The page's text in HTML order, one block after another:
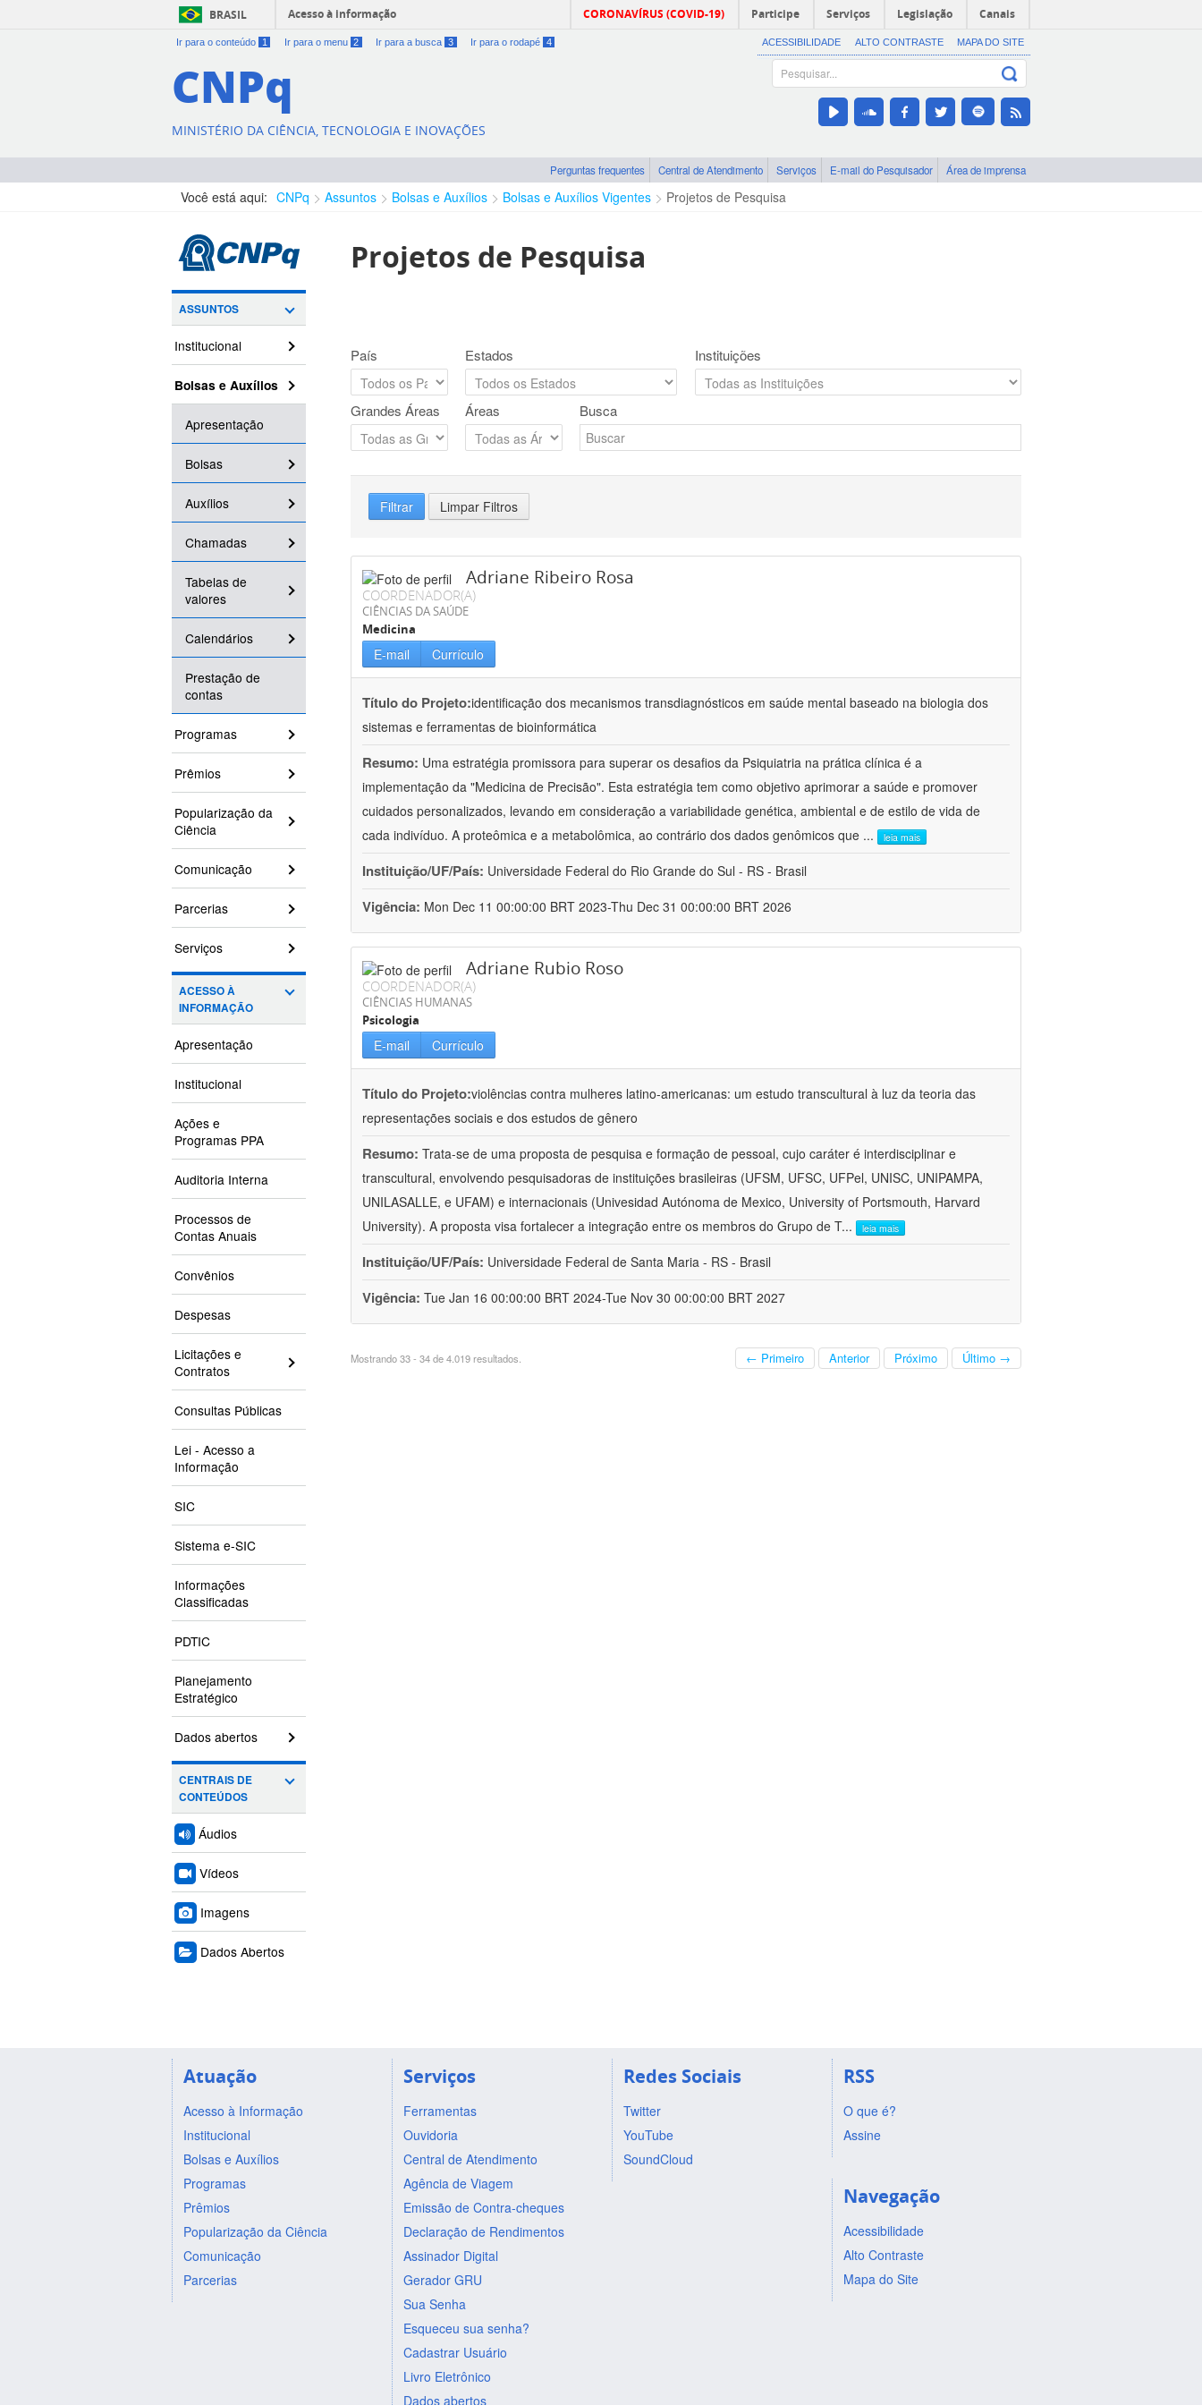
BRASIL Acesso à informação CORONAVÍRUS (COVID-19) Participe Serviços Legislação Canais
Ir para o conteúdo 1 Ir para o menu 2 Ir para a busca 3 Ir para o rodapé 4 ACESSIBILIDADE ALTO CONTRASTE MAPA DO SITE
CNPq
MINISTÉRIO DA CIÊNCIA, TECNOLOGIA E INOVAÇÕES
Perguntas frequentes Central de Atendimento Serviços E-mail do Pesquisador Área de imprensa
Você está aqui: CNPq Assuntos Bolsas e Auxílios Bolsas e Auxílios Vigentes Projetos de Pesquisa
ASSUNTOS
Institucional
Bolsas e Auxílios
Apresentação
Bolsas
Auxílios
Chamadas
Tabelas de
valores
Calendários
Prestação de
contas
Programas
Prêmios
Popularização da
Ciência
Comunicação
Parcerias
Serviços
ACESSO À
INFORMAÇÃO
Apresentação
Institucional
Ações e
Programas PPA
Auditoria Interna
Processos de
Contas Anuais
Convênios
Despesas
Licitações e
Contratos
Consultas Públicas
Lei - Acesso a
Informação
SIC
Sistema e-SIC
Informações
Classificadas
PDTIC
Planejamento
Estratégico
Dados abertos
CENTRAIS DE
CONTEÚDOS
Áudios
Vídeos
Imagens
Dados Abertos
Projetos de Pesquisa
País Estados Instituições
Grandes Áreas Áreas Busca
Filtrar Limpar Filtros
Adriane Ribeiro Rosa
COORDENADOR(A)
CIÊNCIAS DA SAÚDE
Medicina
E-mail Currículo
Título do Projeto:identificação dos mecanismos transdiagnósticos em saúde mental baseado na biologia dos
sistemas e ferramentas de bioinformática
Resumo: Uma estratégia promissora para superar os desafios da Psiquiatria na prática clínica é a
implementação da "Medicina de Precisão". Esta estratégia tem como objetivo aprimorar a saúde e promover
cuidados personalizados, levando em consideração a variabilidade genética, ambiental e de estilo de vida de
cada indivíduo. A proteômica e a metabolômica, ao contrário dos dados genômicos que ... leia mais
Instituição/UF/País: Universidade Federal do Rio Grande do Sul - RS - Brasil
Vigência: Mon Dec 11 00:00:00 BRT 2023-Thu Dec 31 00:00:00 BRT 2026
Adriane Rubio Roso
COORDENADOR(A)
CIÊNCIAS HUMANAS
Psicologia
E-mail Currículo
Título do Projeto:violências contra mulheres latino-americanas: um estudo transcultural à luz da teoria das
representações sociais e dos estudos de gênero
Resumo: Trata-se de uma proposta de pesquisa e formação de pessoal, cujo caráter é interdisciplinar e
transcultural, envolvendo pesquisadoras de instituições brasileiras (UFSM, UFSC, UFPel, UNISC, UNIPAMPA,
UNILASALLE, e UFAM) e internacionais (Univesidad Autónoma de Mexico, University of Portsmouth, Harvard
University). A proposta visa fortalecer a integração entre os membros do Grupo de T... leia mais
Instituição/UF/País: Universidade Federal de Santa Maria - RS - Brasil
Vigência: Tue Jan 16 00:00:00 BRT 2024-Tue Nov 30 00:00:00 BRT 2027
Mostrando 33 - 34 de 4.019 resultados. ← Primeiro Anterior Próximo Último →
Atuação
Acesso à Informação
Institucional
Bolsas e Auxílios
Programas
Prêmios
Popularização da Ciência
Comunicação
Parcerias
Serviços
Ferramentas
Ouvidoria
Central de Atendimento
Agência de Viagem
Emissão de Contra-cheques
Declaração de Rendimentos
Assinador Digital
Gerador GRU
Sua Senha
Esqueceu sua senha?
Cadastrar Usuário
Livro Eletrônico
Dados abertos
Redes Sociais
Twitter
YouTube
SoundCloud
RSS
O que é?
Assine
Navegação
Acessibilidade
Alto Contraste
Mapa do Site